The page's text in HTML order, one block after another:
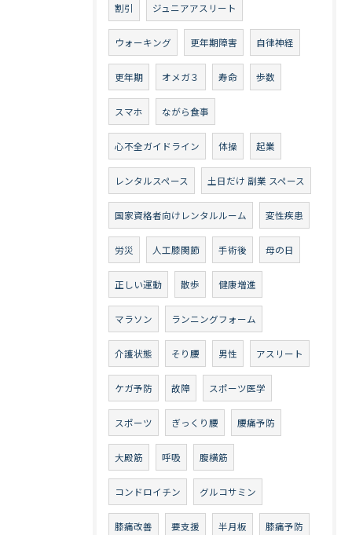
割引 ジュニアアスリート
ウォーキング 更年期障害 自律神経
更年期 オメガ３ 寿命 歩数
スマホ ながら食事
心不全ガイドライン 体操 起業
レンタルスペース 土日だけ 副業 スペース
国家資格者向けレンタルルーム 変性疾患
労災 人工膝関節 手術後 母の日
正しい運動 散歩 健康増進
マラソン ランニングフォーム
介護状態 そり腰 男性 アスリート
ケガ予防 故障 スポーツ医学
スポーツ ぎっくり腰 腰痛予防
大殿筋 呼吸 腹横筋
コンドロイチン グルコサミン
膝痛改善 要支援 半月板 膝痛予防